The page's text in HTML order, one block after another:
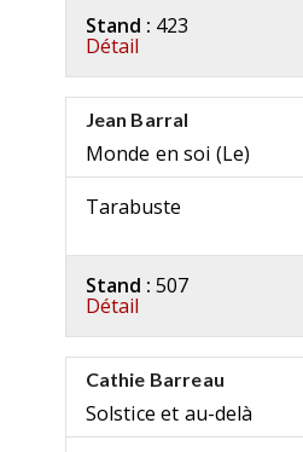
Stand : 423
Détail
Jean Barral
Monde en soi (Le)
Tarabuste
Stand : 507
Détail
Cathie Barreau
Solstice et au-delà